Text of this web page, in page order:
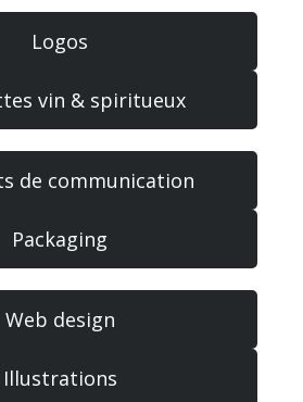
Logos
vin & spiritueux
de communication
Packaging
Web design
Illustrations